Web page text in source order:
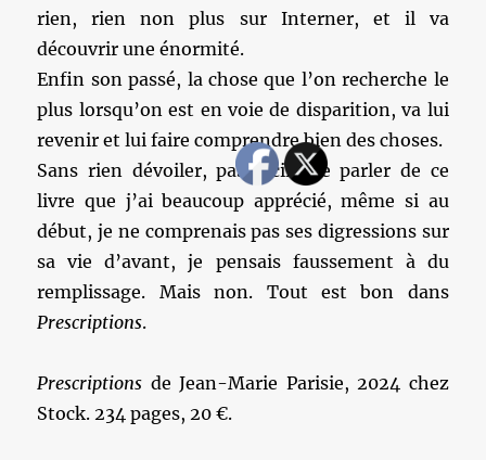
rien, rien non plus sur Interner, et il va
découvrir une énormité.
Enfin son passé, la chose que l’on recherche le
plus lorsqu’on est en voie de disparition, va lui
revenir et lui faire comprendre bien des choses.
Sans rien dévoiler, pas facile de parler de ce
livre que j’ai beaucoup apprécié, même si au
début, je ne comprenais pas ses digressions sur
sa vie d’avant, je pensais faussement à du
remplissage. Mais non. Tout est bon dans
Prescriptions.
Prescriptions de Jean-Marie Parisie, 2024 chez
Stock. 234 pages, 20 €.